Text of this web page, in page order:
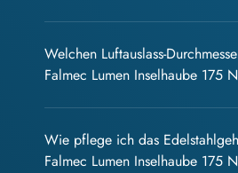
Welchen Luftauslass-
Falmec Lumen Inselhaube 175
Wie pflege ich das
Falmec Lumen Inselhaube 175